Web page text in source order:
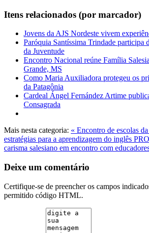
Itens relacionados (por marcador)
Jovens da AJS Nordeste vivem
Paróquia Santíssima Trindade participa
da Juventude
Encontro Nacional reúne Família
Grande, MS
Como Maria Auxiliadora protegeu os
da Patagônia
Cardeal Ángel Fernández Artime
Consagrada
Mais nesta categoria: « Encontro de escolas
estratégias para a aprendizagem do inglês
carisma salesiano em encontro com
Deixe um comentário
Certifique-se de preencher os campos
permitido código HTML.